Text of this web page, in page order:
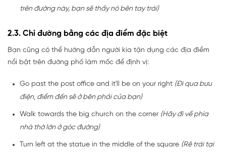
trên đường này, bạn sẽ thấy nó bên tay trái)
2.3. Chỉ đường bằng các địa điểm đặc biệt
Bạn cũng có thể hướng dẫn người kia tận dụng các địa điểm
nổi bật trên đường phố làm mốc để định vị:
Go past the post office and it'll be on your right (Đi qua bưu
điện, điểm đến sẽ ở bên phải của bạn)
Walk towards the big church on the corner (Hãy đi về phía
nhà thờ lớn ở góc đường)
Turn left at the statue in the middle of the square (Rẽ trái tại